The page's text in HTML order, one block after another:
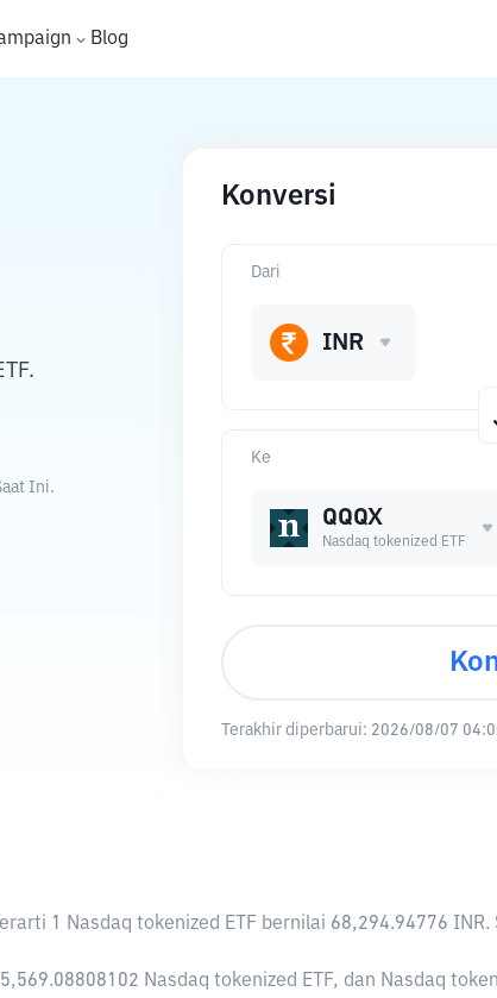
Blog
Ini.
Konversi
Ke
QQQX
Nasdaq tokenized ETF
Dari
INR
Terakhir diperbarui: 2026/08/07
1 Nasdaq tokenized ETF bernilai 68,294.94776
Nasdaq tokenized ETF, dan Nasdaq